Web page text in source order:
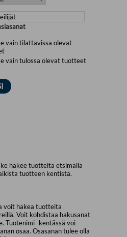
vain tilattavissa olevat
vain tulossa olevat tuotteet
hakee tuotteita etsimällä
tuotteen kentistä.
voit hakea tuotteita
Voit kohdistaa hakusanat
Tuotenimi -kentässä voi
osaa. Osasanan tulee olla